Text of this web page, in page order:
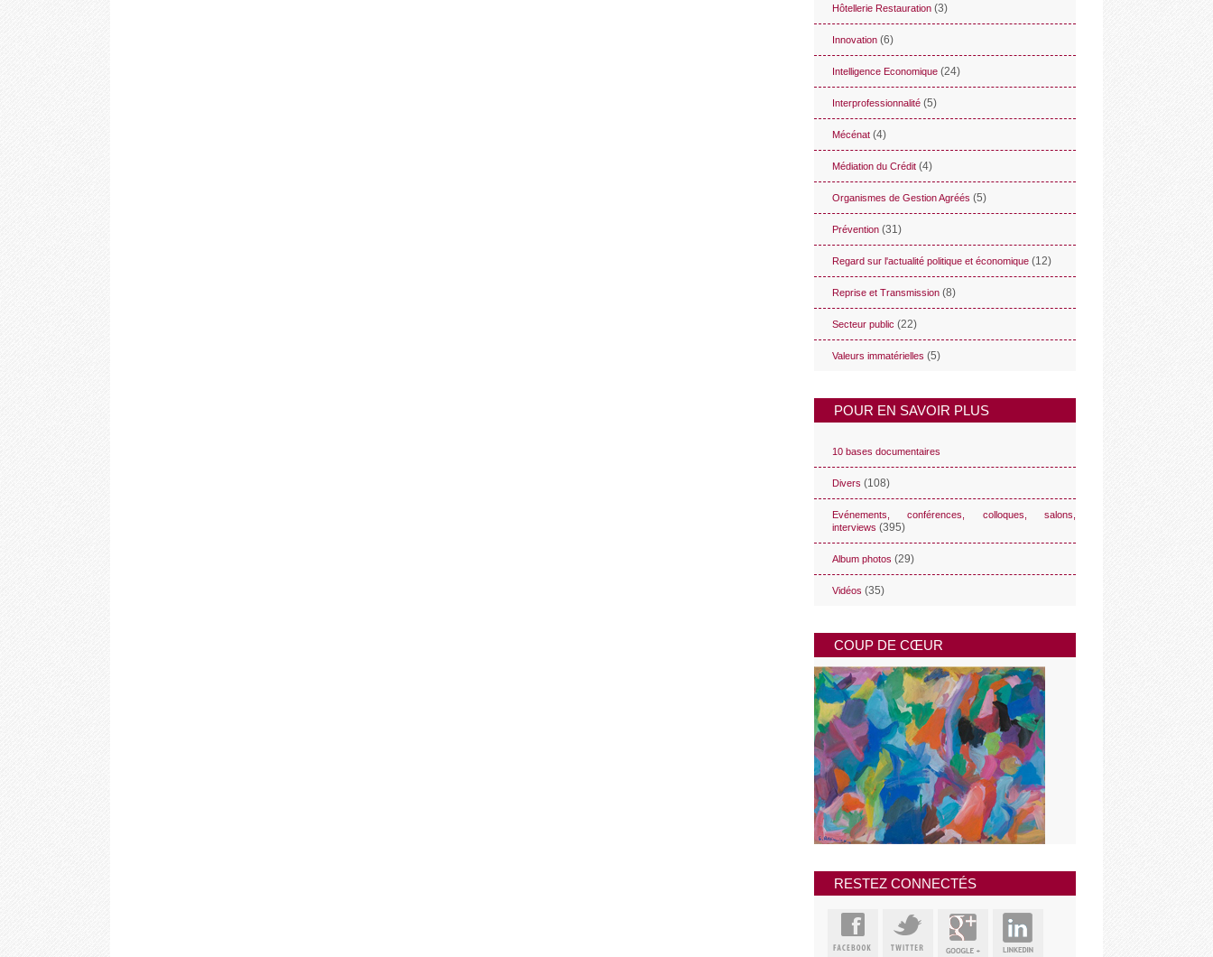
Hôtellerie Restauration (3)
Innovation (6)
Intelligence Economique (24)
Interprofessionnalité (5)
Mécénat (4)
Médiation du Crédit (4)
Organismes de Gestion Agréés (5)
Prévention (31)
Regard sur l'actualité politique et économique (12)
Reprise et Transmission (8)
Secteur public (22)
Valeurs immatérielles (5)
POUR EN SAVOIR PLUS
10 bases documentaires
Divers (108)
Evénements, conférences, colloques, salons,
interviews (395)
Album photos (29)
Vidéos (35)
COUP DE CŒUR
RESTEZ CONNECTÉS